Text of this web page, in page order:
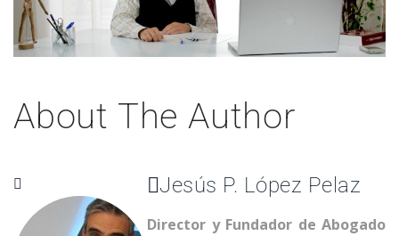
About The Author
Jesús P. López Pelaz
Director y Fundador de Abogado